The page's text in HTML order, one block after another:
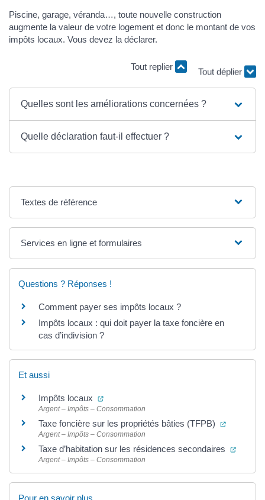
Piscine, garage, véranda…, toute nouvelle construction
augmente la valeur de votre logement et donc le montant de vos
impôts locaux. Vous devez la déclarer.
Tout replier
Tout déplier
Quelles sont les améliorations concernées ?
Quelle déclaration faut-il effectuer ?
Textes de référence
Services en ligne et formulaires
Questions ? Réponses !
Comment payer ses impôts locaux ?
Impôts locaux : qui doit payer la taxe foncière en
cas d’indivision ?
Et aussi
Impôts locaux (ouverture dans un nouvel onglet)
Argent – Impôts – Consommation
Taxe foncière sur les propriétés bâties (TFPB)
Argent – Impôts – Consommation
Taxe d’habitation sur les résidences secondaires
Argent – Impôts – Consommation